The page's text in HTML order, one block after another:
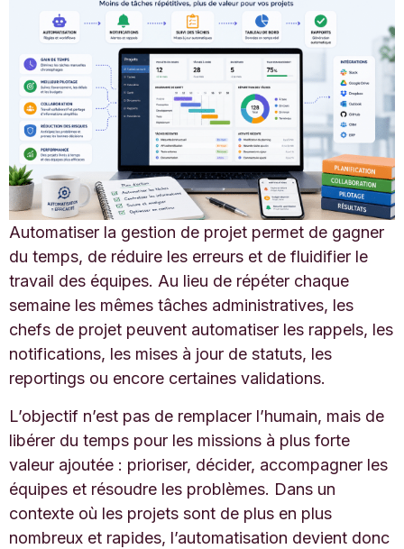
Automatiser la gestion de projet permet de gagner
du temps, de réduire les erreurs et de fluidifier le
travail des équipes. Au lieu de répéter chaque
semaine les mêmes tâches administratives, les
chefs de projet peuvent automatiser les rappels, les
notifications, les mises à jour de statuts, les
reportings ou encore certaines validations.
L’objectif n’est pas de remplacer l’humain, mais de
libérer du temps pour les missions à plus forte
valeur ajoutée : prioriser, décider, accompagner les
équipes et résoudre les problèmes. Dans un
contexte où les projets sont de plus en plus
nombreux et rapides, l’automatisation devient donc